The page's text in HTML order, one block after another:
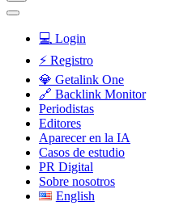
💻 Login
⚡️ Registro
💎 Getalink One
🔗 Backlink Monitor
Periodistas
Editores
Aparecer en la IA
Casos de estudio
PR Digital
Sobre nosotros
English